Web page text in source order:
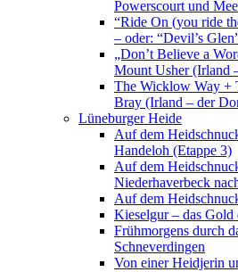
Powerscourt und
“Ride On (you ride
– oder: “Devil’s
„Don’t Believe a
Mount Usher (Irland
The Wicklow Way +
Bray (Irland – der
Lüneburger Heide
Auf dem
Handeloh (Etappe 3)
Auf dem
Niederhaverbeck
Auf dem
Kieselgur – das Gold
Frühmorgens durch
Schneverdingen
Von einer Heidjerin